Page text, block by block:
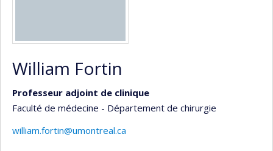
William Fortin
Professeur adjoint de clinique
Faculté de médecine - Département de chirurgie
william.fortin@umontreal.ca